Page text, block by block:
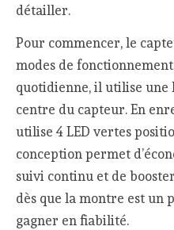
détailler.
Pour commencer, le
modes de
quotidienne, il utilise une
centre du capteur. En
utilise 4 LED vertes
conception permet
suivi continu et de
dès que la montre est un
gagner en fiabilité.